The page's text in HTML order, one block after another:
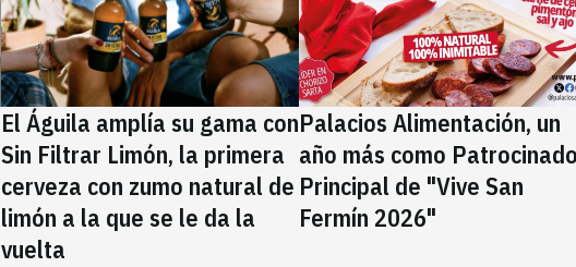
El Águila amplía su gama con
Sin Filtrar Limón, la primera
cerveza con zumo natural de
limón a la que se le da la
vuelta
Palacios Alimentación, un
año más como
Principal de "Vive San
Fermín 2026"